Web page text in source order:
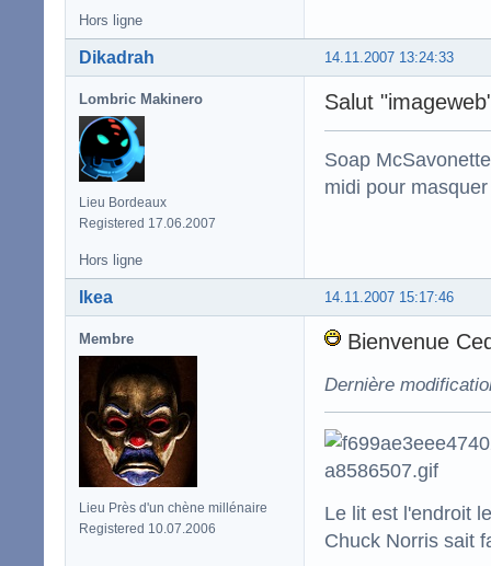
Hors ligne
14.11.2007 13:24:33
Dikadrah
Lombric Makinero
Lieu Bordeaux
Registered 17.06.2007
Salut
Soap
midi pour
Hors ligne
14.11.2007 15:17:46
Ikea
Membre
Lieu Près d'un chène millénaire
Registered 10.07.2006
Bienvenue
Dernière
Le lit est l'endroit
Chuck Norris sait